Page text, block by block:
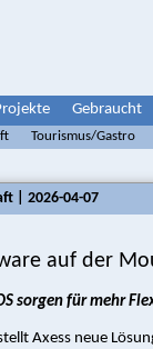
Gebraucht
Tourismus/Gastro
| 2026-04-07
auf der
sorgen für mehr
Axess neue